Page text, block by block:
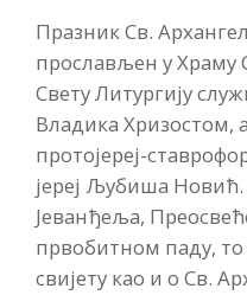
Празник Св.
прослављен у Храму
Свету Литургију
Владика Хризостом,
протојереј-
јереј Љубиша
Јеванђеља,
првобитном паду, то
свијету као и о Св.